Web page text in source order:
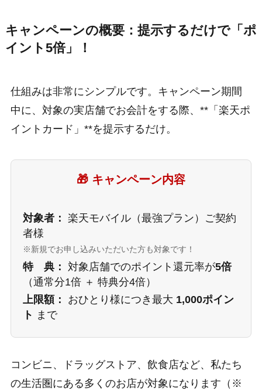
キャンペーンの概要：提示するだけで「ポ
イント5倍」！
仕組みは非常にシンプルです。キャンペーン期間
中に、対象の実店舗でお会計をする際、**「楽天ポ
イントカード」**を提示するだけ。
🎁 キャンペーン内容
対象者： 楽天モバイル（最強プラン）ご契約
者様
※新規でお申し込みいただいた方も対象です！
特 典： 対象店舗でのポイント還元率が5倍
（通常分1倍 ＋ 特典分4倍）
上限額：
おひとり様につき最大 1,000ポイン
ト まで
コンビニ、ドラッグストア、飲食店など、私たち
の生活圏にある多くのお店が対象になります（※